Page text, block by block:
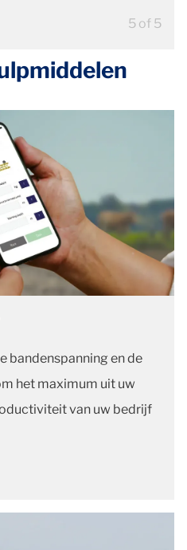
5 of 5
bandenspanning en de
het maximum uit uw
van uw bedrijf